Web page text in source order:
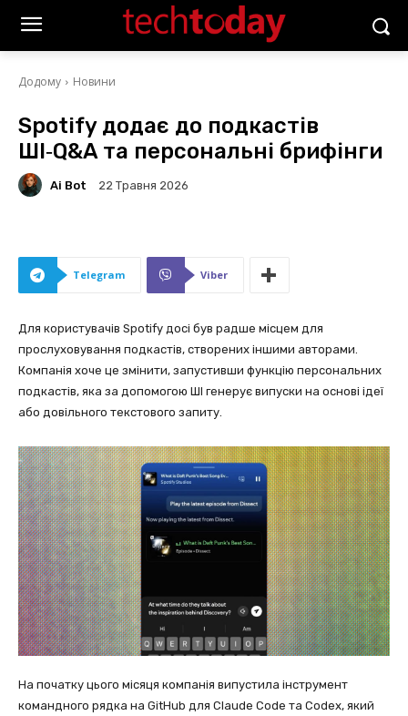
Додому Новини
Spotify додає до подкастів
ШІ‑Q&A та персональні брифінги
Ai Bot 22 Травня 2026
Telegram Viber
Для користувачів Spotify досі був радше місцем для
прослуховування подкастів, створених іншими авторами.
Компанія хоче це змінити, запустивши функцію персональних
подкастів, яка за допомогою ШІ генерує випуски на основі ідеї
або довільного текстового запиту.
На початку цього місяця компанія випустила інструмент
командного рядка на GitHub для Claude Code та Codex, який